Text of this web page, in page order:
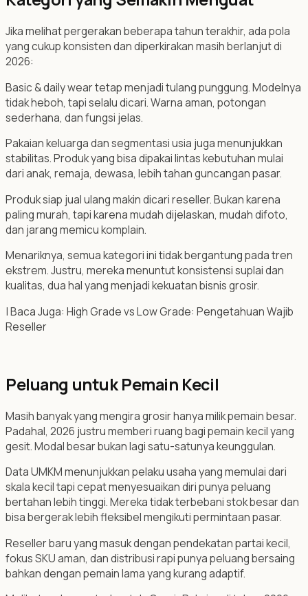
Jika melihat pergerakan beberapa tahun terakhir, ada pola
yang cukup konsisten dan diperkirakan masih berlanjut di
2026:
Basic & daily wear tetap menjadi tulang punggung. Modelnya
tidak heboh, tapi selalu dicari. Warna aman, potongan
sederhana, dan fungsi jelas.
Pakaian keluarga dan segmentasi usia juga menunjukkan
stabilitas. Produk yang bisa dipakai lintas kebutuhan mulai
dari anak, remaja, dewasa, lebih tahan guncangan pasar.
Produk siap jual ulang makin dicari reseller. Bukan karena
paling murah, tapi karena mudah dijelaskan, mudah difoto,
dan jarang memicu komplain.
Menariknya, semua kategori ini tidak bergantung pada tren
ekstrem. Justru, mereka menuntut konsistensi suplai dan
kualitas, dua hal yang menjadi kekuatan bisnis grosir.
| Baca Juga: High Grade vs Low Grade: Pengetahuan Wajib
Reseller
Peluang untuk Pemain Kecil
Masih banyak yang mengira grosir hanya milik pemain besar.
Padahal, 2026 justru memberi ruang bagi pemain kecil yang
gesit. Modal besar bukan lagi satu-satunya keunggulan.
Data UMKM menunjukkan pelaku usaha yang memulai dari
skala kecil tapi cepat menyesuaikan diri punya peluang
bertahan lebih tinggi. Mereka tidak terbebani stok besar dan
bisa bergerak lebih fleksibel mengikuti permintaan pasar.
Reseller baru yang masuk dengan pendekatan partai kecil,
fokus SKU aman, dan distribusi rapi punya peluang bersaing
bahkan dengan pemain lama yang kurang adaptif.